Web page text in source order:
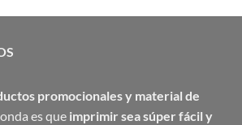
promocionales y material de
es que imprimir sea súper fácil y